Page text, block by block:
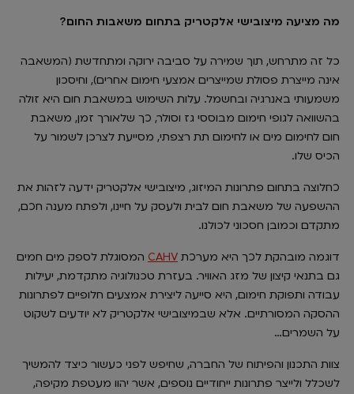
מה מציעה מיצובישי אלקטריק בתחום משאבות החום?
כל זה מתרחש, תוך שמירה על סביבה ירוקה ומתחדשת (המשאבה
אינה מייצרת פסולת שמייצרים אמצעי חימום אחרים), וחיסכון
משמעותי באנרגיה ובחשמל. עלות השימוש במשאבת חום היא זולה
בהשוואה לגופי חימום מבוססי גז וסולר, כך שלאורך זמן, משאבת
חום לחימום מים או לחימום תת רצפתי, מסייעת לצרכן לשמור על
הכיס שלו.
כחלוצה בתחום פתרונות המיזוג, מיצובישי אלקטריק ידעה לזהות את
ההשפעה של משאבת חום לבית ולעסק על חיינו, ולפתח מענה חכם,
מתקדם וכמובן חסכוני לכולנו.
דוגמה מובהקת לכך היא מערכת CAHV המסוגלת לספק מים חמים
גם בתנאי קיצון של מזג האוויר. בעזרת טכנולוגיה מתקדמת, יעילות
עבודה ותפוקת חימום, היא סייעה ליצירת אמצעים חלופיים לפתרונות
ההסקה המסורתיים. אלא שבמיצובישי אלקטריק לא יודעים לשקוט
על השמרים…
צוות התכנון והפיתוח של החברה, שחיפש לפני כעשור כיצד להמשיך
לשכלל ולייצר פתרונות ייחודיים נוספים, אשר יהוו מעטפת מקיפה,